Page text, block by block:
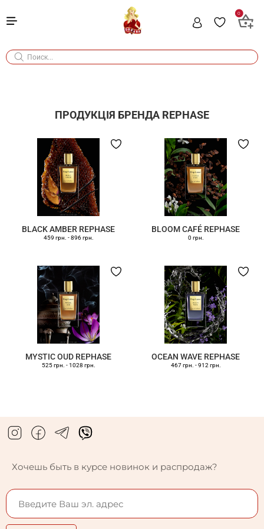
0
ПРОДУКЦІЯ БРЕНДА REPHASE
BLACK AMBER REPHASE
459 грн. -896 грн.
BLOOM CAFÉ REPHASE
0 грн.
MYSTIC OUD REPHASE
525 грн. -1028 грн.
OCEAN WAVE REPHASE
467 грн. -912 грн.
Хочешь быть в курсе новинок и распродаж?